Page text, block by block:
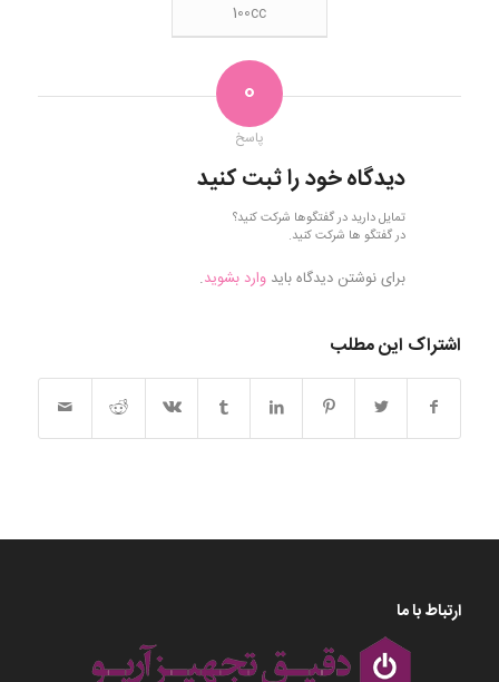
100cc
0
پاسخ
دیدگاه خود را ثبت کنید
تمایل دارید در گفتگوها شرکت کنید؟
در گفتگو ها شرکت کنید.
برای نوشتن دیدگاه باید وارد بشوید.
اشتراک این مطلب
ارتباط با ما